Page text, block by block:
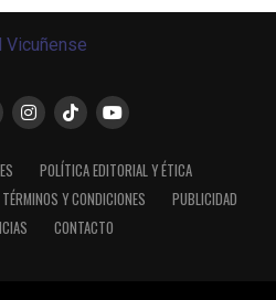
POLÍTICA EDITORIAL Y ÉTICA
TÉRMINOS Y CONDICIONES
PUBLICIDAD
CONTACTO